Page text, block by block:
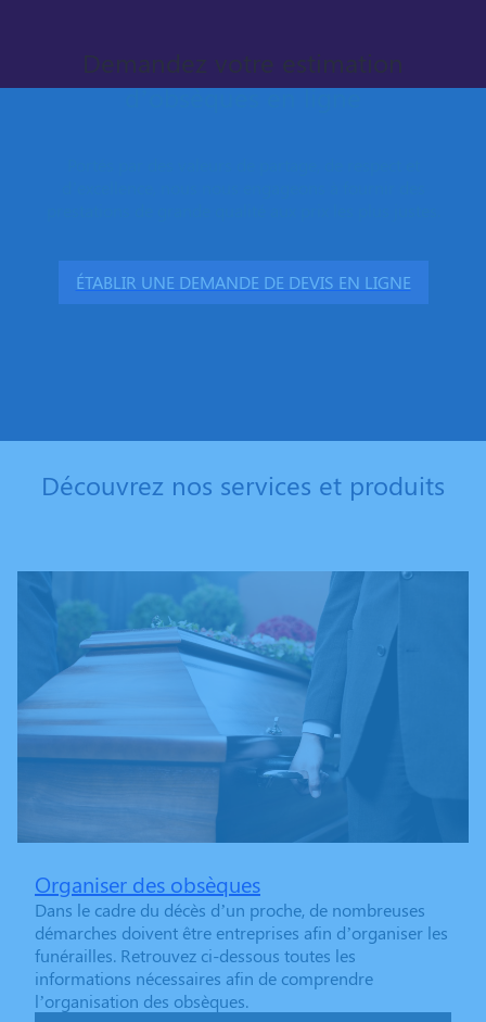
Demandez votre estimation
d’obsèques en ligne
ÉTABLIR UNE DEMANDE DE DEVIS EN LIGNE
Découvrez nos services et produits
Organiser des obsèques
Dans le cadre du décès d’un proche, de nombreuses
démarches doivent être entreprises afin d’organiser les
funérailles. Retrouvez ci-dessous toutes les
informations nécessaires afin de comprendre
l’organisation des obsèques.